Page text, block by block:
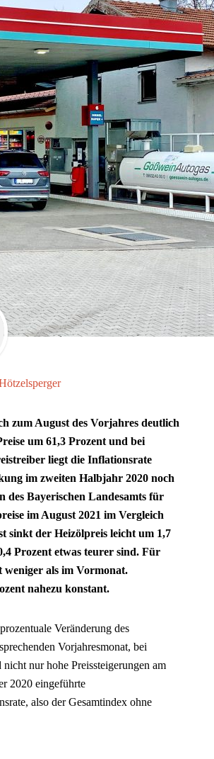
zum August des Vorjahres deutlich
um 61,3 Prozent und bei
liegt die Inflationsrate
im zweiten Halbjahr 2020 noch
des Bayerischen Landesamts für
im August 2021 im Vergleich
sinkt der Heizölpreis leicht um 1,7
Prozent etwas teurer sind. Für
weniger als im Vormonat.
nahezu konstant.
Veränderung des
Vorjahresmonat, bei
nur hohe Preissteigerungen am
2020 eingeführte
also der Gesamtindex ohne